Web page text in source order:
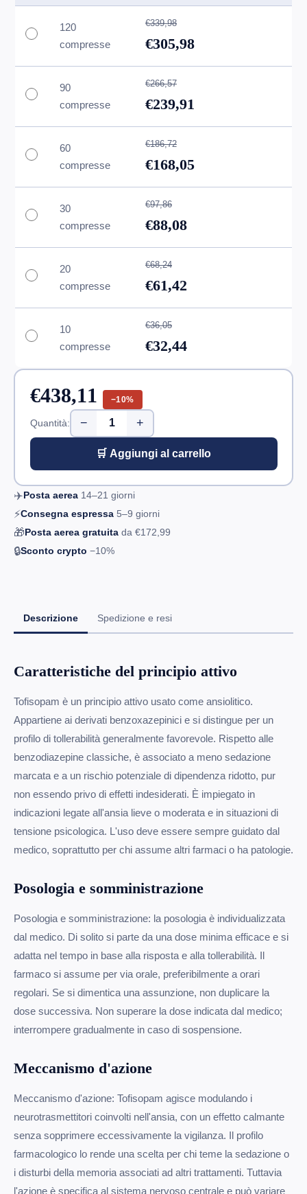
120
compresse
€339,98
€305,98
90
compresse
€266,57
€239,91
60
compresse
€186,72
€168,05
30
compresse
€97,86
€88,08
20
compresse
€68,24
€61,42
10
compresse
€36,05
€32,44
€438,11 −10%
Quantità: − +
🛒 Aggiungi al carrello
✈️Posta aerea 14–21 giorni
⚡Consegna espressa 5–9 giorni
🎁Posta aerea gratuita da €172,99
🔒Sconto crypto −10%
Descrizione Spedizione e resi
Caratteristiche del principio attivo
Tofisopam è un principio attivo usato come ansiolitico.
Appartiene ai derivati benzoxazepinici e si distingue per un
profilo di tollerabilità generalmente favorevole. Rispetto alle
benzodiazepine classiche, è associato a meno sedazione
marcata e a un rischio potenziale di dipendenza ridotto, pur
non essendo privo di effetti indesiderati. È impiegato in
indicazioni legate all'ansia lieve o moderata e in situazioni di
tensione psicologica. L'uso deve essere sempre guidato dal
medico, soprattutto per chi assume altri farmaci o ha patologie.
Posologia e somministrazione
Posologia e somministrazione: la posologia è individualizzata
dal medico. Di solito si parte da una dose minima efficace e si
adatta nel tempo in base alla risposta e alla tollerabilità. Il
farmaco si assume per via orale, preferibilmente a orari
regolari. Se si dimentica una assunzione, non duplicare la
dose successiva. Non superare la dose indicata dal medico;
interrompere gradualmente in caso di sospensione.
Meccanismo d'azione
Meccanismo d'azione: Tofisopam agisce modulando i
neurotrasmettitori coinvolti nell'ansia, con un effetto calmante
senza sopprimere eccessivamente la vigilanza. Il profilo
farmacologico lo rende una scelta per chi teme la sedazione o
i disturbi della memoria associati ad altri trattamenti. Tuttavia
l'azione è specifica al sistema nervoso centrale e può variare